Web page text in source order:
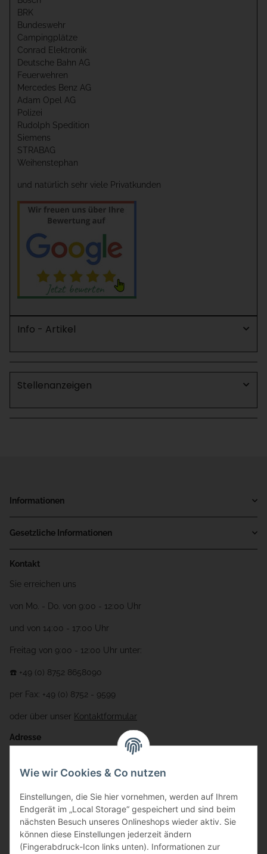
BRK
Bundeswehr
Campingplätze
Conrad Elektronik
Deutsche Bahn AG
Feuerwehren
Mercedes Benz AG
Adam Opel AG
Polizei
Rudolph Spedition
Siemens
STRABAG
Weihenstephan
und natürlich sehr viele Privatkunden
Info - Artikel
Stellenanzeigen
Informationen
Gesetzliche Informationen
Kontakt
Sie erreichen uns
von Mo. - Do. von 9:00 - 12:00 Uhr
und von 14:00 - 17:00 Uhr
Freitag von 9:00 - 12:00 Uhr unter:
☎️ +49 (0) 8752 8658090
per Fax: +49 (0) 8752 - 9599
oder über unser Kontaktformular
Adresse
Gewerbering 17
84072 Au i.d. Hallertau
info@bauer-tore.de
Wie wir Cookies & Co nutzen
Einstellungen, die Sie hier vornehmen, werden auf Ihrem
Endgerät im „Local Storage“ gespeichert und sind beim
nächsten Besuch unseres Onlineshops wieder aktiv. Sie
können diese Einstellungen jederzeit ändern
(Fingerabdruck-Icon links unten). Informationen zur